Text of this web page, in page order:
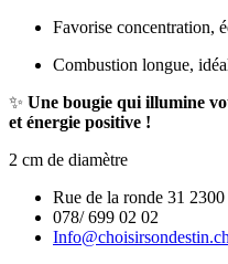
Favorise concentration,
Combustion longue,
✨ Une bougie qui illumine
et énergie positive !
2 cm de diamètre
Rue de la ronde 31
078/ 699 02 02
Info@choisirsondestin.ch